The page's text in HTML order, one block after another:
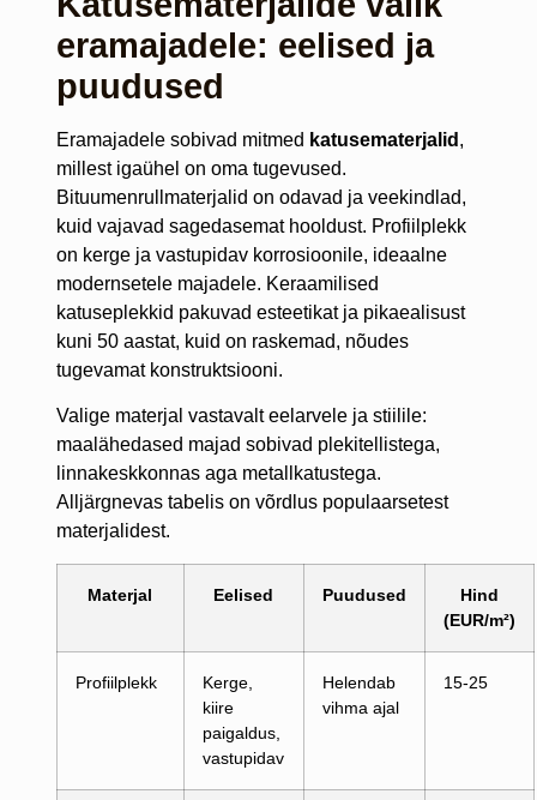
eramajadele: eelised ja
puudused
Eramajadele sobivad mitmed katusematerjalid ,
millest igaühel on oma tugevused.
Bituumenrullmaterjalid on odavad ja veekindlad,
kuid vajavad sagedasemat hooldust. Profiilplekk
on kerge ja vastupidav korrosioonile, ideaalne
modernsetele majadele. Keraamilised
katuseplekkid pakuvad esteetikat ja pikaealisust
kuni 50 aastat, kuid on raskemad, nõudes
tugevamat konstruktsiooni.
Valige materjal vastavalt eelarvele ja stiilile:
maalähedased majad sobivad plekitellistega,
linnakeskkonnas aga metallkatustega.
Alljärgnevas tabelis on võrdlus populaarsetest
materjalidest.
Materjal Eelised Puudused
Hind
(EUR/m²)
Profiilplekk
Kerge,
kiire
paigaldus,
vastupidav
Helendab
vihma ajal
15-25